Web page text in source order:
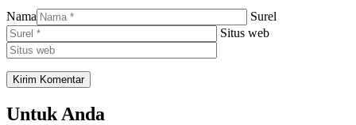
Nama
Surel
Situs web
Untuk Anda